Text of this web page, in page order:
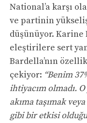
National’a karşı
ve partinin
düşünüyor. Karine
eleştirilere sert
Bardella’nın
çekiyor: “Benim
ihtiyacım olmadı.
akıma taşımak
gibi bir etkisi